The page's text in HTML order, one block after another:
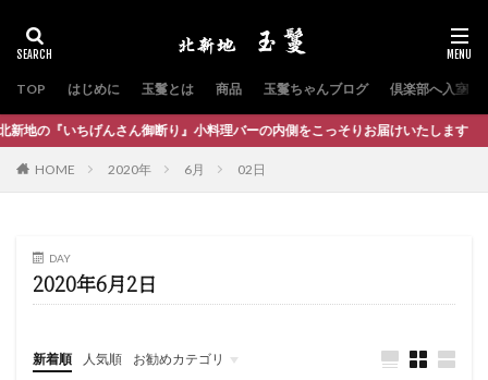
TOP はじめに 玉鬘とは 商品 玉鬘ちゃんブログ 倶楽部へ入室
さん御断り』小料理バーの内側をこっそりお届けいたします
HOME 2020年 6月 02日
DAY
2020年6月2日
新着順 人気順 お勧めカテゴリ